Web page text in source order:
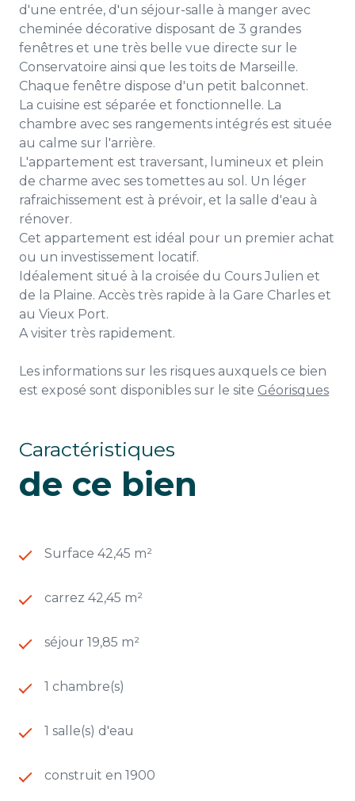
d'une entrée, d'un séjour-salle à manger avec
cheminée décorative disposant de 3 grandes
fenêtres et une très belle vue directe sur le
Conservatoire ainsi que les toits de Marseille.
Chaque fenêtre dispose d'un petit balconnet.
La cuisine est séparée et fonctionnelle. La
chambre avec ses rangements intégrés est située
au calme sur l'arrière.
L'appartement est traversant, lumineux et plein
de charme avec ses tomettes au sol. Un léger
rafraichissement est à prévoir, et la salle d'eau à
rénover.
Cet appartement est idéal pour un premier achat
ou un investissement locatif.
Idéalement situé à la croisée du Cours Julien et
de la Plaine. Accès très rapide à la Gare Charles et
au Vieux Port.
A visiter très rapidement.
Les informations sur les risques auxquels ce bien
est exposé sont disponibles sur le site Géorisques
Caractéristiques
de ce bien
Surface 42,45 m²
carrez 42,45 m²
séjour 19,85 m²
1 chambre(s)
1 salle(s) d'eau
construit en 1900